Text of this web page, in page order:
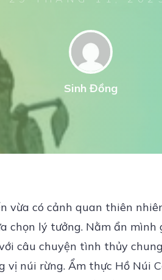
Sinh Đồng
vừa có cảnh quan thiên
chọn lý tưởng. Nằm ẩn
câu chuyện tình thủy
vị núi rừng. Ẩm thực Hồ